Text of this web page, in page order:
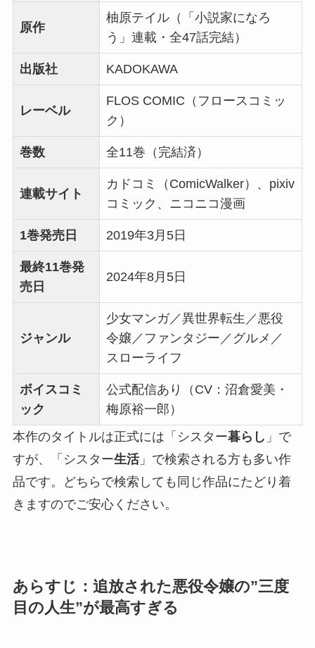
原作
柚原テイル（「小説家になろ
う」連載・全47話完結）
出版社 KADOKAWA
レーベル
FLOS COMIC（フロースコミッ
ク）
巻数 全11巻（完結済）
連載サイト
カドコミ（ComicWalker）、pixiv
コミック、ニコニコ漫画
1巻発売日 2019年3月5日
最終11巻発
売日
2024年8月5日
ジャンル
少女マンガ／異世界転生／悪役
令嬢／ファンタジー／グルメ／
スローライフ
ボイスコミ
ック
公式配信あり（CV：沼倉愛美・
梅原裕一郎）
本作のタイトルは正式には「シスター暮らし 」で
すが、「シスター生活」で検索される方も多い作
品です。どちらで検索しても同じ作品にたどり着
きますのでご安心ください。
あらすじ：追放された悪役令嬢の”三度
目の人生”が最高すぎる